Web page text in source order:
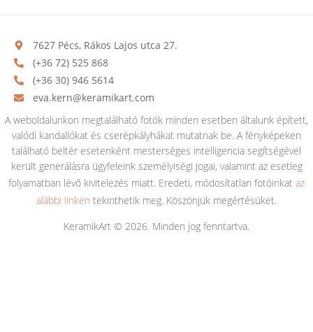
7627 Pécs, Rákos Lajos utca 27.
(+36 72) 525 868
(+36 30) 946 5614
eva.kern@keramikart.com
A weboldalunkon megtalálható fotók minden esetben általunk épített,
valódi kandallókat és cserépkályhákat mutatnak be. A fényképeken
található beltér esetenként mesterséges intelligencia segítségével
került generálásra ügyfeleink személyiségi jogai, valamint az esetleg
folyamatban lévő kivitelezés miatt. Eredeti, módosítatlan fotóinkat az
alábbi linken tekinthetik meg. Köszönjük megértésüket.
KeramikArt © 2026. Minden jog fenntartva.